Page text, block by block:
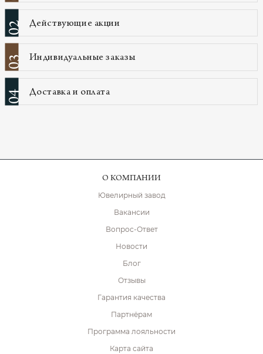
02 Действующие акции
03 Индивидуальные заказы
04 Доставка и оплата
О КОМПАНИИ
Ювелирный завод
Вакансии
Вопрос-Ответ
Новости
Блог
Отзывы
Гарантия качества
Партнёрам
Программа лояльности
Карта сайта